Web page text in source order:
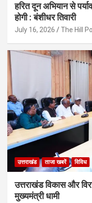
हरित दून अभियान से
होगी : बंशीधर तिवारी
July 16, 2026 The Hill
उत्तराखंड ताजा खबरें विविध
उत्तराखंड विकास और
मुख्यमंत्री धामी